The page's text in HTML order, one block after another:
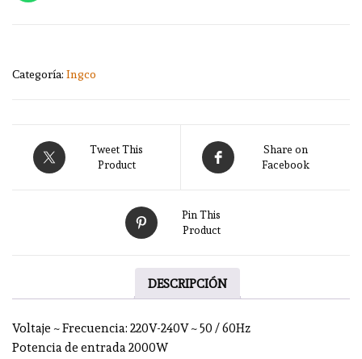
Categoría: Ingco
Tweet This
Product
Share on
Facebook
Pin This
Product
DESCRIPCIÓN
Voltaje ~ Frecuencia: 220V-240V ~ 50 / 60Hz
Potencia de entrada 2000W